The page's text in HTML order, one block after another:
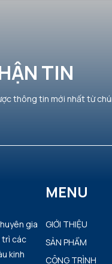
TIN
thông tin mới nhất từ
gia
trì các
kinh
MENU
GIỚI THIỆU
SẢN PHẨM
CÔNG TRÌNH